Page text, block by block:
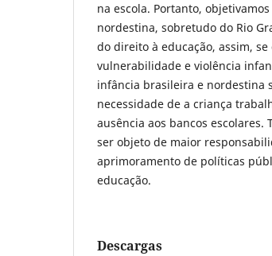
na escola. Portanto,
nordestina, sobretudo do Rio
do direito à educação, assim,
vulnerabilidade e violência
infância brasileira e nordestina
necessidade de a criança
ausência aos bancos escolares.
ser objeto de maior
aprimoramento de políticas
educação.
Descargas